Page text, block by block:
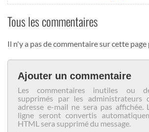
Tous les commentaires
Il n'y a pas de commentaire sur cette
Ajouter un commentaire
Les commentaires inutiles ou
supprimés par les
adresse e-mail ne sera pas affichée.
ligne seront convertis
HTML sera supprimé du message.